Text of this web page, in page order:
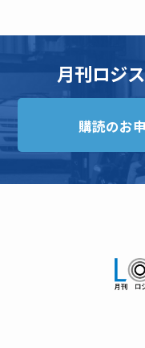
月刊ロジ
購読のお